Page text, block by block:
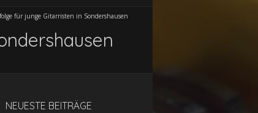
für junge Gitarristen in Sondershausen
NEUESTE BEITRÄGE